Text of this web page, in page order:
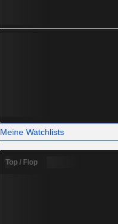
Meine Watchlists
Top / Flop